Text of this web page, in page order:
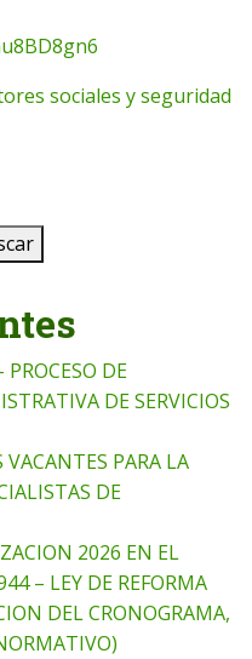
sociales y seguridad
DE
DE SERVICIOS
PARA LA
DE
2026 EN EL
– LEY DE REFORMA
DEL CRONOGRAMA,